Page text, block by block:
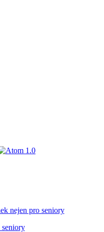
nejen pro seniory